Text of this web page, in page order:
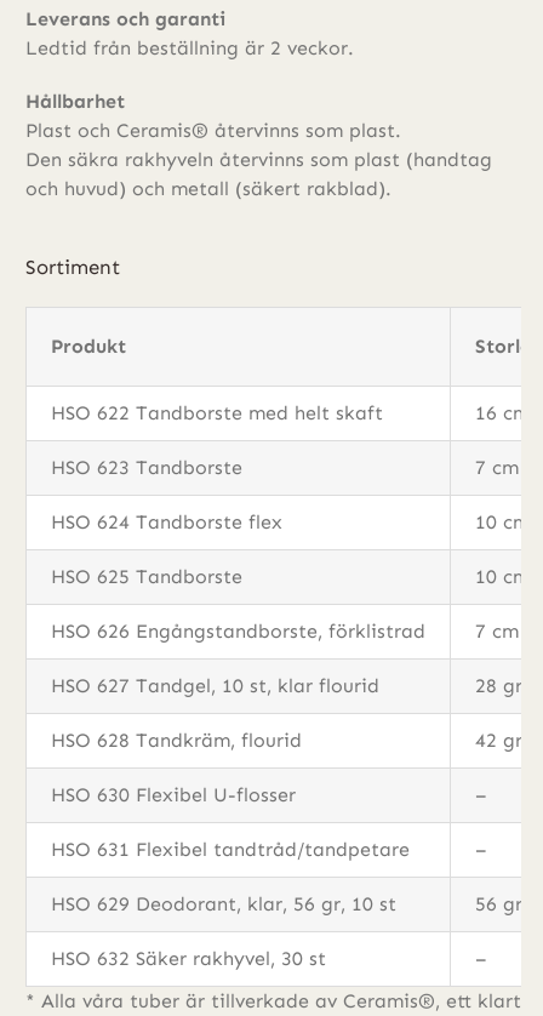
Sortiment
Produkt Storlek
HSO 622 Tandborste med helt skaft 16 cm
HSO 623 Tandborste 7 cm
HSO 624 Tandborste flex 10 cm
HSO 625 Tandborste 10 cm
HSO 626 Engångstandborste, förklistrad 7 cm
HSO 627 Tandgel, 10 st, klar flourid 28 gr
HSO 628 Tandkräm, flourid 42 gr
HSO 630 Flexibel U-flosser –
HSO 631 Flexibel tandtråd/tandpetare –
HSO 629 Deodorant, klar, 56 gr, 10 st 56 gr
HSO 632 Säker rakhyvel, 30 st
–
* Alla våra tuber är tillverkade av Ceramis®, ett klart
Leverans och garanti
Ledtid från beställning är 2 veckor.
Hållbarhet
Plast och Ceramis® återvinns som plast.
Den säkra rakhyveln återvinns som plast (handtag
och huvud) och metall (säkert rakblad).